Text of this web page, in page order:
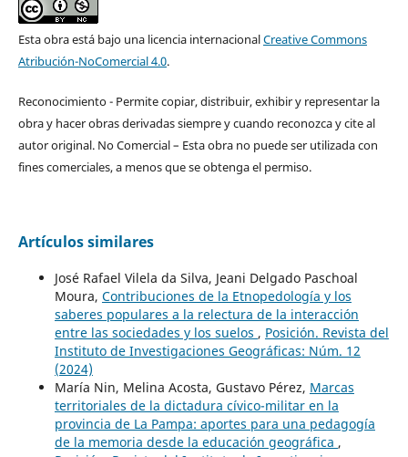
Esta obra está bajo una licencia internacionalCreative Commons
Atribución-NoComercial 4.0.
Reconocimiento - Permite copiar, distribuir, exhibir y representar la
obra y hacer obras derivadas siempre y cuando reconozca y cite al
autor original. No Comercial – Esta obra no puede ser utilizada con
fines comerciales, a menos que se obtenga el permiso.
Artículos similares
José Rafael Vilela da Silva, Jeani Delgado Paschoal
Moura, Contribuciones de la Etnopedología y los
saberes populares a la relectura de la interacción
entre las sociedades y los suelos , Posición. Revista del
Instituto de Investigaciones Geográficas: Núm. 12
(2024)
María Nin, Melina Acosta, Gustavo Pérez, Marcas
territoriales de la dictadura cívico-militar en la
provincia de La Pampa: aportes para una pedagogía
de la memoria desde la educación geográfica ,